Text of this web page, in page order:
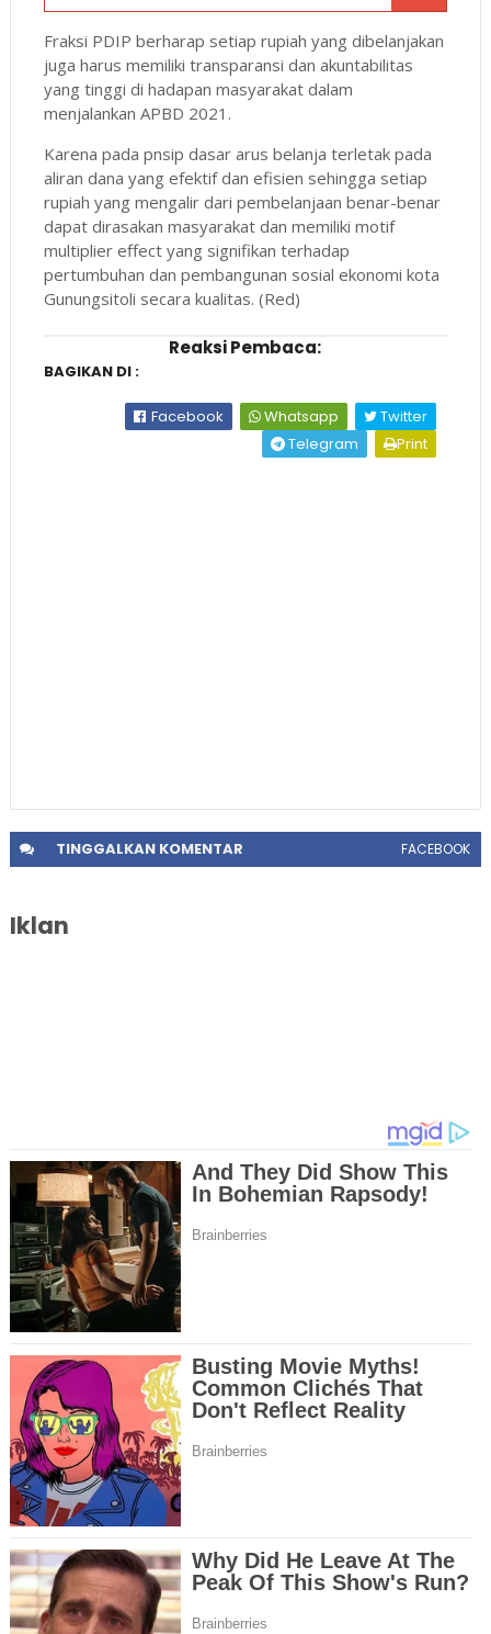
Fraksi PDIP berharap setiap rupiah yang dibelanjakan
juga harus memiliki transparansi dan akuntabilitas
yang tinggi di hadapan masyarakat dalam
menjalankan APBD 2021.
Karena pada pnsip dasar arus belanja terletak pada
aliran dana yang efektif dan efisien sehingga setiap
rupiah yang mengalir dari pembelanjaan benar-benar
dapat dirasakan masyarakat dan memiliki motif
multiplier effect yang signifikan terhadap
pertumbuhan dan pembangunan sosial ekonomi kota
Gunungsitoli secara kualitas. (Red)
Reaksi Pembaca:
BAGIKAN DI :
Facebook Whatsapp
Twitter
Telegram
Print
TINGGALKANKOMENTAR FACEBOOK
Iklan